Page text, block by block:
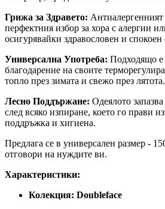
Грижа за Здравето: Антиалергенният
перфектния избор за хора с алергии
осигурявайки здравословен и спокоен
Универсална Употреба: Подходящо е
благодарение на своите
топло през зимата и свежо през лятота.
Лесно Поддържане: Одеялото
след всяко изпиране, което го прави
поддръжка и хигиена.
Предлага се в универсален размер -
отговори на нуждите ви.
Характеристики:
Колекция: Doubleface